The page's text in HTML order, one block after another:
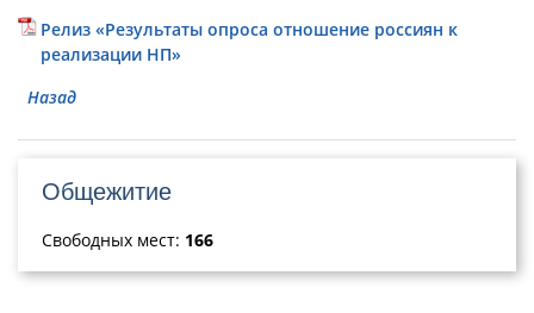
Релиз «Результаты опроса отношение россиян к
реализации НП»
Назад
Общежитие
Свободных мест: 166